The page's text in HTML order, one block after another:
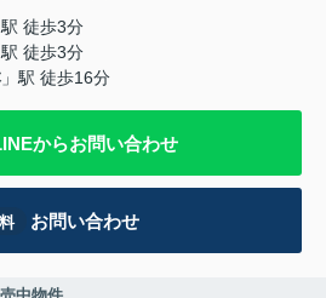
駅 徒歩3分
駅 徒歩3分
」駅 徒歩16分
からお問い合わせ
お問い合わせ